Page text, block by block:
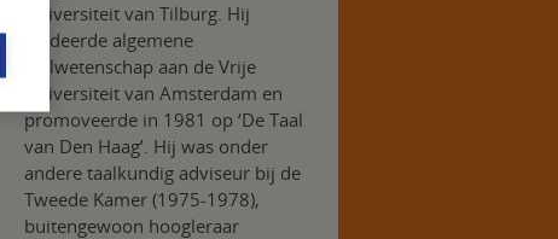
Universiteit van Tilburg. Hij
studeerde algemene
taalwetenschap aan de Vrije
Universiteit van Amsterdam en
promoveerde in 1981 op ‘De Taal
van Den Haag’. Hij was onder
andere taalkundig adviseur bij de
Tweede Kamer (1975-1978),
buitengewoon hoogleraar